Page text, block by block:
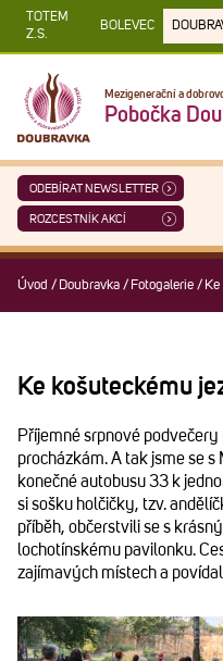
TOTEM
Z.S.
BOLEVEC
Mezigenerační a
Pobočka
ODEBÍRAT NEWSLETTER
ROZCESTNÍK AKCÍ
Úvod / Doubravka / Fotogalerie /
Ke košuteckému
Příjemné srpnové
procházkám. A tak jsme se
konečné autobusu 33 k
si sošku holčičky, tzv.
příběh, občerstvili se s
lochotínskému pavilonku.
zajímavých místech a